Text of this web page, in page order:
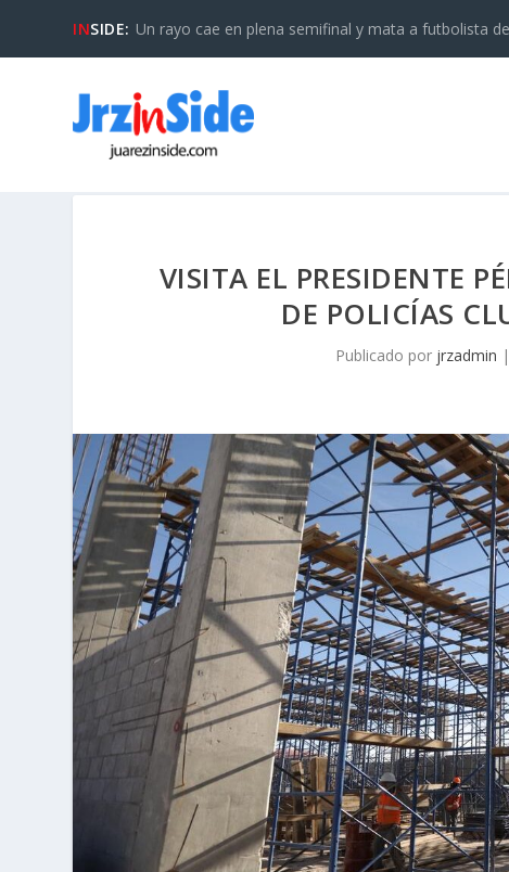
INSIDE: Un rayo cae en plena semifinal y mata a futbolista
VISITA EL PRESIDENTE
DE POLICÍAS
Publicado por jrzadmin |